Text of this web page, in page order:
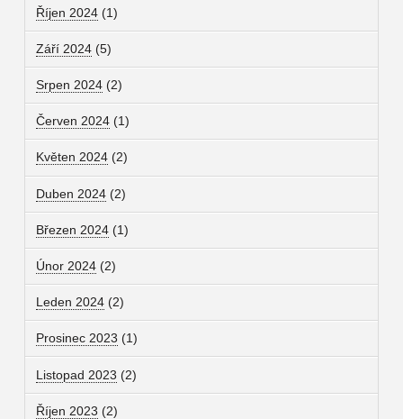
Říjen 2024(1)
Září 2024(5)
Srpen 2024(2)
Červen 2024(1)
Květen 2024(2)
Duben 2024(2)
Březen 2024(1)
Únor 2024(2)
Leden 2024(2)
Prosinec 2023 (1)
Listopad 2023 (2)
Říjen 2023 (2)